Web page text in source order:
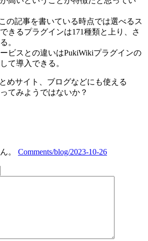
の記事を書いている時点では選べるス
きるプラグインは171種類と上り、さ
。
ビスとの違いはPukiWikiプラグインの
て導入できる。
めサイト、ブログなどにも使える
てみようではないか？
。 Comments/blog/2023-10-26